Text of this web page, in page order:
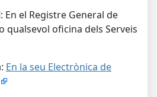
el Registre General de
qualsevol oficina dels Serveis
En la seu Electrònica de